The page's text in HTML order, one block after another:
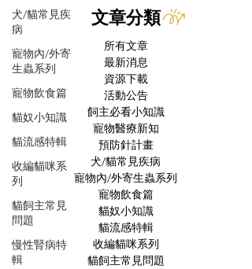
犬/貓常見疾
病
寵物內/外寄
生蟲系列
寵物飲食篇
貓奴小知識
貓流感特輯
收編貓咪系
列
貓飼主常見
問題
慢性腎病特
輯
文章分類
所有文章
最新消息
資源下載
活動公告
飼主必看小知識
寵物醫療新知
預防針計畫
犬/貓常見疾病
寵物內/外寄生蟲系列
寵物飲食篇
貓奴小知識
貓流感特輯
收編貓咪系列
貓飼主常見問題